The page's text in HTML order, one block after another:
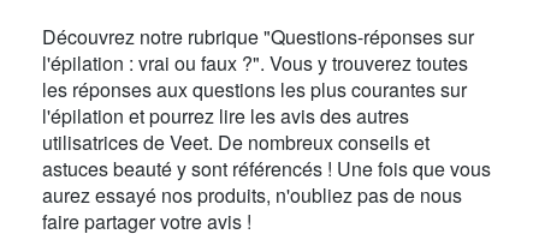
Découvrez notre rubrique "Questions-réponses sur
l'épilation : vrai ou faux ?". Vous y trouverez toutes
les réponses aux questions les plus courantes sur
l'épilation et pourrez lire les avis des autres
utilisatrices de Veet. De nombreux conseils et
astuces beauté y sont référencés ! Une fois que vous
aurez essayé nos produits, n'oubliez pas de nous
faire partager votre avis !